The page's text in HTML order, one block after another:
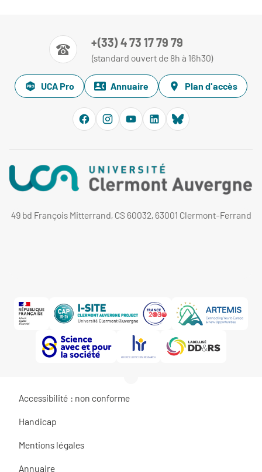
+(33) 4 73 17 79 79
(standard ouvert de 8h à 16h30)
UCA Pro Annuaire Plan d'accès
49 bd François Mitterrand, CS 60032, 63001 Clermont-Ferrand
Accessibilité : non conforme
Handicap
Mentions légales
Annuaire